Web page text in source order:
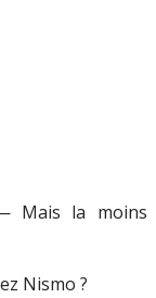
la moins
Nismo ?